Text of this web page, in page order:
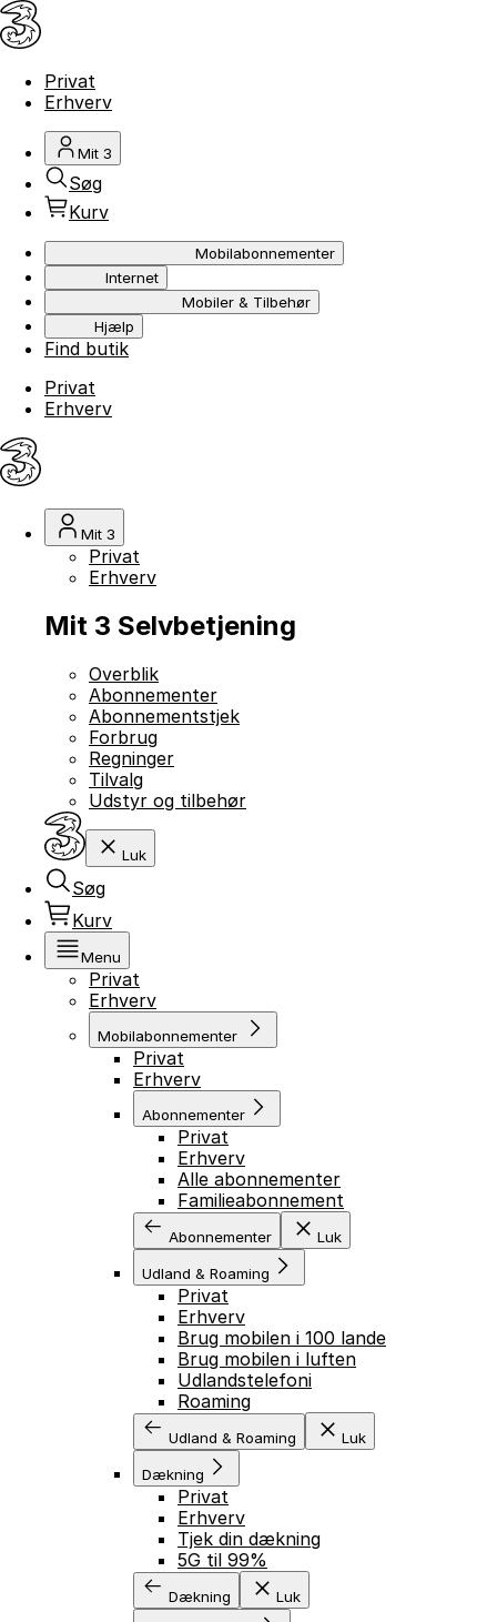
Privat
Erhverv
Mit 3
Søg
Kurv
Mobilabonnementer
Internet
Mobiler & Tilbehør
Hjælp
Find butik
Privat
Erhverv
Mit 3
Privat
Erhverv
Mit 3 Selvbetjening
Overblik
Abonnementer
Abonnementstjek
Forbrug
Regninger
Tilvalg
Udstyr og tilbehør
Luk
Søg
Kurv
Menu
Privat
Erhverv
Mobilabonnementer
Privat
Erhverv
Abonnementer
Privat
Erhverv
Alle abonnementer
Familieabonnement
Abonnementer Luk
Udland & Roaming
Privat
Erhverv
Brug mobilen i 100 lande
Brug mobilen i luften
Udlandstelefoni
Roaming
Udland & Roaming Luk
Dækning
Privat
Erhverv
Tjek din dækning
5G til 99%
Dækning Luk